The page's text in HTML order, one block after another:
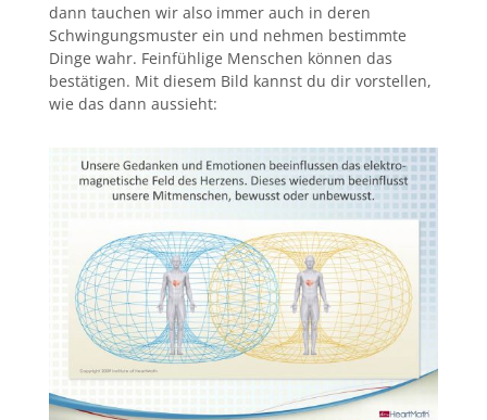
dann tauchen wir also immer auch in deren
Schwingungsmuster ein und nehmen bestimmte
Dinge wahr. Feinfühlige Menschen können das
bestätigen. Mit diesem Bild kannst du dir vorstellen,
wie das dann aussieht: